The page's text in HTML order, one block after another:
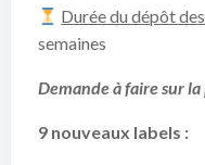
Durée du dépôt
semaines
Demande à faire sur
9 nouveaux labels :